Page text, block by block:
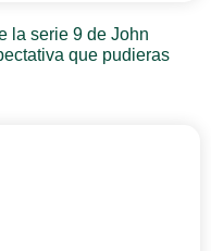
la serie 9 de John
que pudieras